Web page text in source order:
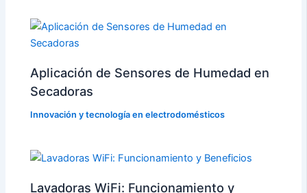
Aplicación de Sensores de Humedad en
Secadoras
Innovación y tecnología en electrodomésticos
Lavadoras WiFi: Funcionamiento y